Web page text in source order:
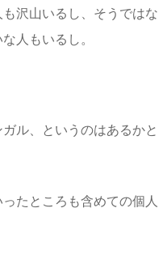
沢山いるし、そうではな
人もいるし。
ル、というのはあるかと
たところも含めての個人